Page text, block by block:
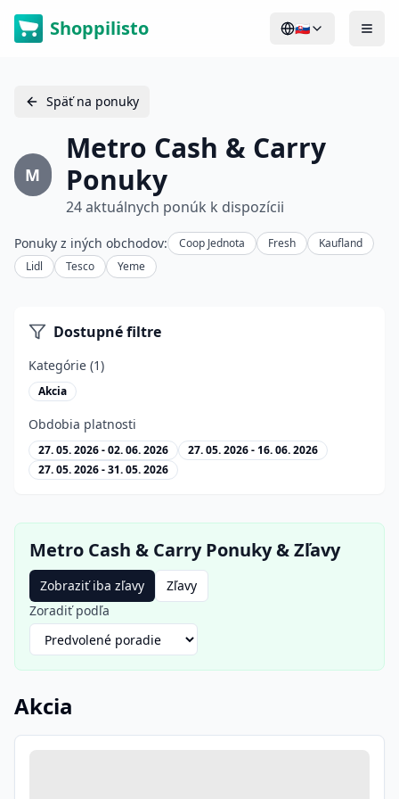
Shoppilisto 🇸🇰
Späť na ponuky
M
Metro Cash & Carry
Ponuky
24 aktuálnych ponúk k dispozícii
Ponuky z iných obchodov: Coop Jednota Fresh
Kaufland
Lidl
Tesco Yeme
Dostupné filtre
Kategórie (1)
Akcia
Obdobia platnosti
27. 05. 2026 - 02. 06. 2026
27. 05. 2026 - 16. 06. 2026
27. 05. 2026 - 31. 05. 2026
Metro Cash & Carry Ponuky&Zľavy
Zobraziť iba zľavy
Zľavy
Zoradiť podľa
Akcia